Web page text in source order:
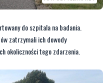
zatrzymali ich dowody